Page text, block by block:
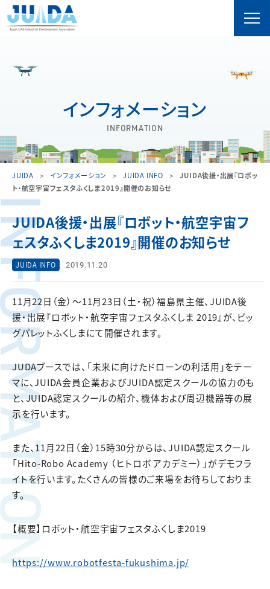
インフォメーション
INFORMATION
JUIDA インフォメーション JUIDA INFO
JUIDA後援・出展『ロボッ
ト・航空宇宙フェスタふくしま2019』開催のお知らせ
JUIDA後援・出展『ロボット・航空宇宙フ
ェスタふくしま2019』開催のお知らせ
JUIDA INFO 2019.11.20
11月22日（金）～11月23日（土・祝）福島県主催、JUIDA後
援・出展『ロボット・航空宇宙フェスタふくしま 2019』が、ビッ
グパレットふくしまにて開催されます。
JUDAブースでは、「未来に向けたドローンの利活用」をテー
マに、JUIDA会員企業およびJUIDA認定スクールの協力のも
と、JUIDA認定スクールの紹介、機体および周辺機器等の展
示を行います。
また、11月22日（金）15時30分からは、JUIDA認定スクール
「Hito-Robo Academy （ヒトロボ アカデミー）」がデモフラ
イトを行います。たくさんの皆様のご来場をお待ちしておりま
す。
【概要】ロボット・航空宇宙フェスタふくしま2019
https://www.robotfesta-fukushima.jp/